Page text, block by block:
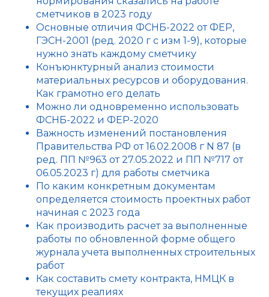
сметчиков в 2023 году
Основные отличия ФСНБ-2022 от ФЕР,
ГЭСН-2001 (ред. 2020 г с изм 1-9), которые
нужно знать каждому сметчику
Конъюнктурный анализ стоимости
материальных ресурсов и оборудования.
Как грамотно его делать
Можно ли одновременно использовать
ФСНБ-2022 и ФЕР-2020
Важность изменений постановления
Правительства РФ от 16.02.2008 г N 87 (в
ред. ПП №963 от 27.05.2022 и ПП №717 от
06.05.2023 г) для работы сметчика
По каким конкретным документам
определяется стоимость проектных работ
начиная с 2023 года
Как производить расчет за выполненные
работы по обновленной форме общего
журнала учета выполненных строительных
работ
Как составить смету контракта, НМЦК в
текущих реалиях